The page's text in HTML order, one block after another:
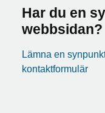
Har du en
webbsidan?
Lämna en
kontaktformulär